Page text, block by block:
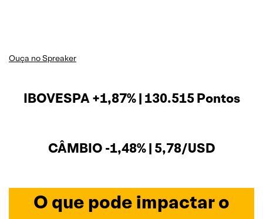
Ouça no Spreaker
IBOVESPA +1,87% | 130.515 Pontos
CÂMBIO -1,48% | 5,78/USD
O que pode impactar o